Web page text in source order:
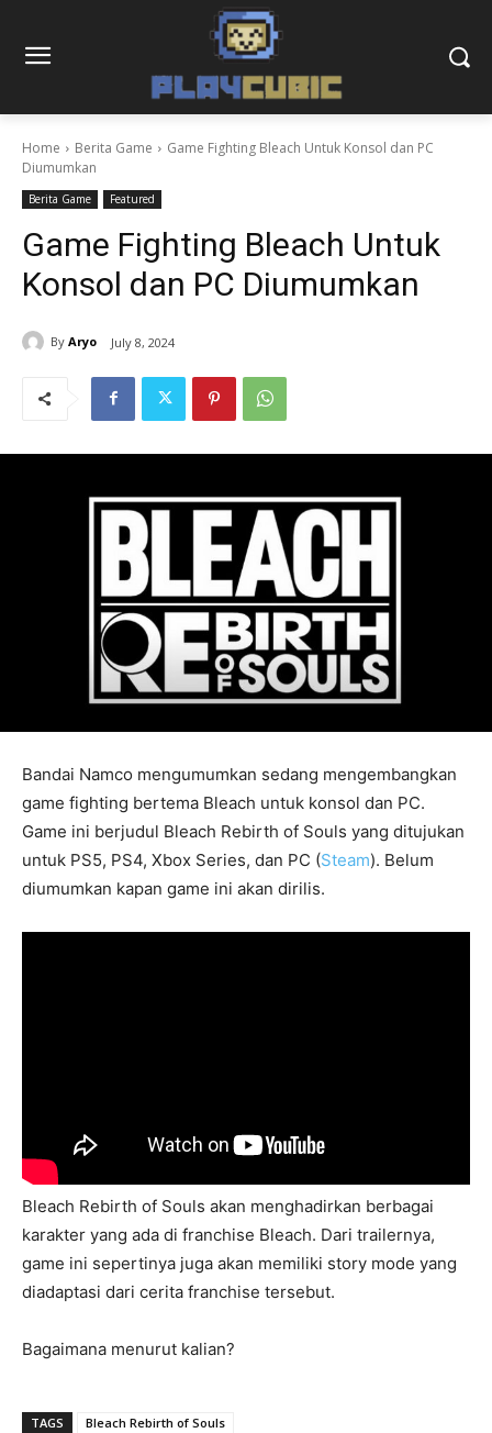
Home Berita Game
Game Fighting Bleach Untuk Konsol dan PC
Diumumkan
Berita Game Featured
Game Fighting Bleach Untuk
Konsol dan PC Diumumkan
By Aryo July 8, 2024
Bandai Namco mengumumkan sedang mengembangkan
game fighting bertema Bleach untuk konsol dan PC.
Game ini berjudul Bleach Rebirth of Souls yang ditujukan
untuk PS5, PS4, Xbox Series, dan PC (Steam). Belum
diumumkan kapan game ini akan dirilis.
Bleach Rebirth of Souls akan menghadirkan berbagai
karakter yang ada di franchise Bleach. Dari trailernya,
game ini sepertinya juga akan memiliki story mode yang
diadaptasi dari cerita franchise tersebut.
Bagaimana menurut kalian?
TAGS Bleach Rebirth of Souls